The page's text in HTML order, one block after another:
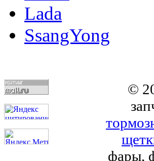
Lada
SsangYong
©
фары,